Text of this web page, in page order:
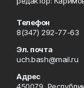
Телефон
8(347) 292-77-63
Эл. почта
uch.bash@mail.ru
Адрес